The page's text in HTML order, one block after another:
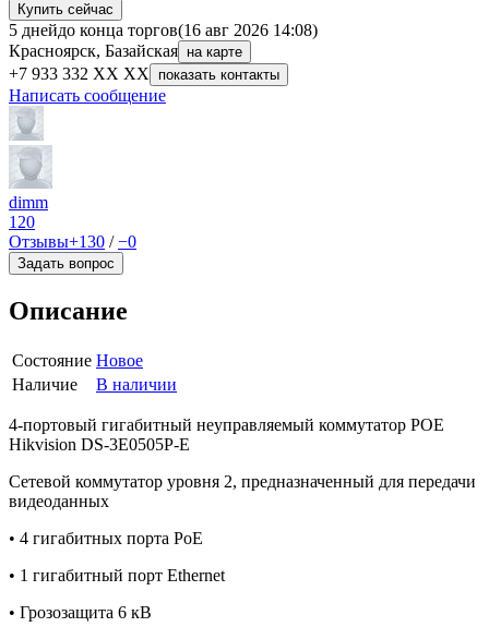
Купить сейчас
5 днейдо конца торгов(16 авг 2026 14:08)
Красноярск, Базайская на карте
+7 933 332 XX XX показать контакты
Написать сообщение
dimm
120
Отзывы+130 /−0
Задать вопрос
Описание
Состояние Новое
Наличие
В наличии
4-портовый гигабитный неуправляемый коммутатор POE
Hikvision DS-3E0505P-E
Сетевой коммутатор уровня 2, предназначенный для передачи
видеоданных
• 4 гигабитных порта PoE
• 1 гигабитный порт Ethernet
• Грозозащита 6 кВ